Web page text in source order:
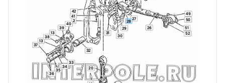
2
13
13
20
26
27
28
29
30
31
32
33
34
35
36
37
38
39
40
41
42 49
50
51
52